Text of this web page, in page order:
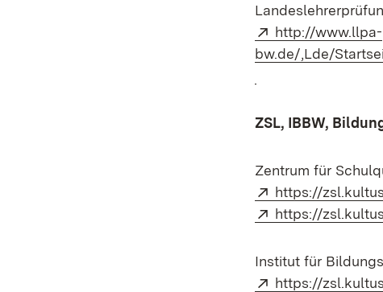
Extern:
http://www.llpa-
bw.de/,Lde/
ZSL, IBBW,
Zentrum für
Extern:
https://
Extern:
https://
Institut für
Extern:
https://